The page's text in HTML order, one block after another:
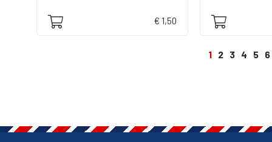
€ 1,50
1 2 3 4 5 6